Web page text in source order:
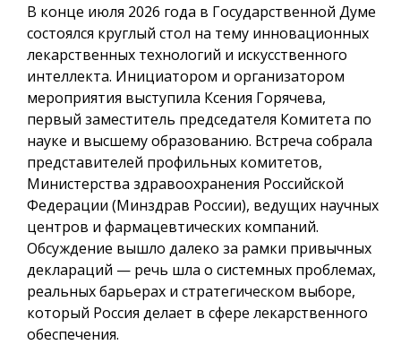
В конце июля 2026 года в Государственной Думе
состоялся круглый стол на тему инновационных
лекарственных технологий и искусственного
интеллекта. Инициатором и организатором
мероприятия выступила Ксения Горячева,
первый заместитель председателя Комитета по
науке и высшему образованию. Встреча собрала
представителей профильных комитетов,
Министерства здравоохранения Российской
Федерации (Минздрав России), ведущих научных
центров и фармацевтических компаний.
Обсуждение вышло далеко за рамки привычных
деклараций — речь шла о системных проблемах,
реальных барьерах и стратегическом выборе,
который Россия делает в сфере лекарственного
обеспечения.